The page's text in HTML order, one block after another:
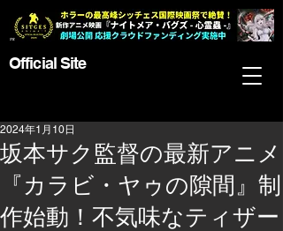
Official Site
坂本サク監督の最新アニメ
『カラビ・ヤゥの隙間』制
作始動！不気味なティザー
2024年1月10日